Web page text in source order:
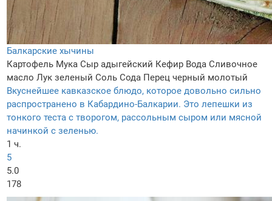
Балкарские хычины
Картофель Мука Сыр адыгейский Кефир Вода Сливочное
масло Лук зеленый Соль Сода Перец черный молотый
Вкуснейшее кавказское блюдо, которое довольно сильно
распространено в Кабардино-Балкарии. Это лепешки из
тонкого теста с творогом, рассольным сыром или мясной
начинкой с зеленью.
1 ч.
5
5.0
178